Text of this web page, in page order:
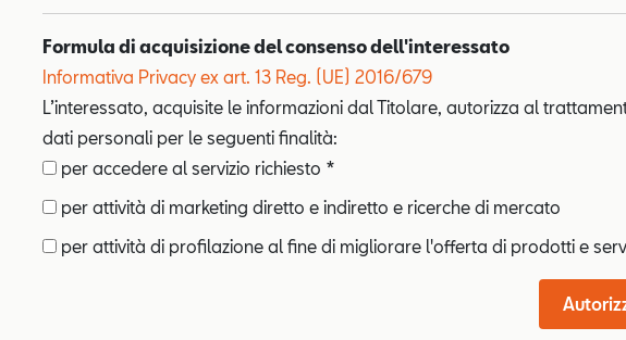
Formula di acquisizione del consenso dell'interessato
Informativa Privacy ex art. 13 Reg. (UE) 2016/679
L’interessato, acquisite le informazioni dal Titolare, autorizza al
dati personali per le seguenti finalità:
per accedere al servizio richiesto *
per attività di marketing diretto e indiretto e ricerche di mercato
per attività di profilazione al fine di migliorare l'offerta di prodotti e